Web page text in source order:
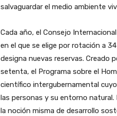
salvaguardar el medio ambiente
Cada año, el Consejo
en el que se elige por rotación a
designa nuevas reservas. Creado
setenta, el Programa sobre el
científico intergubernamental
las personas y su entorno
la noción misma de desarrollo